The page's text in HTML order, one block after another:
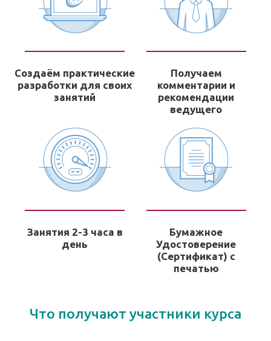
Создаём практические
разработки для своих
занятий
Получаем
комментарии и
рекомендации
ведущего
Занятия 2-3 часа в
день
Бумажное
Удостоверение
(Сертификат) с
печатью
Что получают участники курса